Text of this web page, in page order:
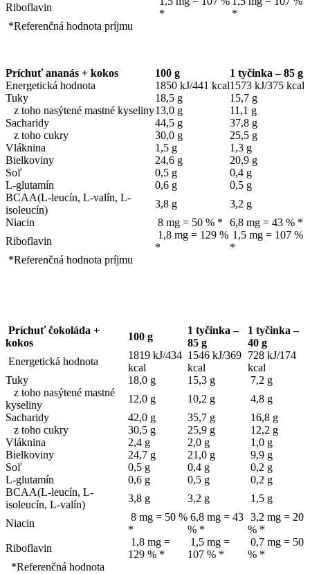
Riboflavin
*
*
*Referenčná hodnota príjmu
Príchuť ananás + kokos 100 g
1 tyčinka – 85 g
Energetická hodnota
1850 kJ/441 kcal1573 kJ/375 kcal
Tuky
18,5 g
15,7 g
z toho nasýtené mastné kyseliny13,0 g
11,1 g
Sacharidy
44,5 g
37,8 g
z toho cukry
30,0 g
25,5 g
Vláknina
1,5 g
1,3 g
Bielkoviny
24,6 g
20,9 g
Soľ
0,5 g
0,4 g
L-glutamín
0,6 g
0,5 g
BCAA(L-leucín, L-valín, L-
isoleucín)
3,8 g
3,2 g
Niacin
8 mg = 50 % *
6,8 mg = 43 % *
Riboflavin
1,8 mg = 129 %
*
1,5 mg = 107 %
*
*Referenčná hodnota príjmu
Príchuť čokoláda +
kokos
100 g
1 tyčinka –
85 g
1 tyčinka –
40 g
Energetická hodnota
1819 kJ/434
kcal
1546 kJ/369
kcal
728 kJ/174
kcal
Tuky
18,0 g 15,3 g
7,2 g
z toho nasýtené mastné
kyseliny
12,0 g 10,2 g
4,8 g
Sacharidy
42,0 g 35,7 g
16,8 g
z toho cukry
30,5 g 25,9 g
12,2 g
Vláknina
2,4 g 2,0 g
1,0 g
Bielkoviny
24,7 g 21,0 g
9,9 g
Soľ
0,5 g 0,4 g
0,2 g
L-glutamín
0,6 g 0,5 g
0,2 g
BCAA(L-leucín, L-
isoleucín, L-valín)
3,8 g 3,2 g 1,5 g
Niacin
8 mg = 50 %
*
6,8 mg = 43
% *
3,2 mg = 20
% *
Riboflavin
1,8 mg =
129 % *
1,5 mg =
107 % *
0,7 mg = 50
% *
*Referenčná hodnota